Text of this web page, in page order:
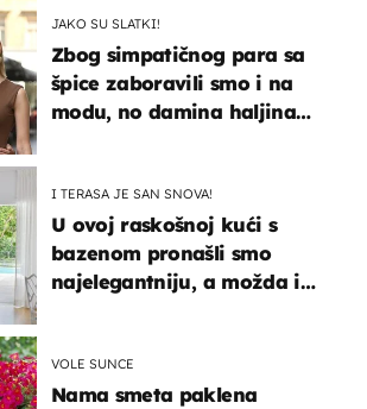
JAKO SU SLATKI!
Zbog simpatičnog para sa
špice zaboravili smo i na
modu, no damina haljina
I TERASA JE SAN SNOVA!
U ovoj raskošnoj kući s
bazenom pronašli smo
najelegantniju, a možda i
VOLE SUNCE
Nama smeta paklena